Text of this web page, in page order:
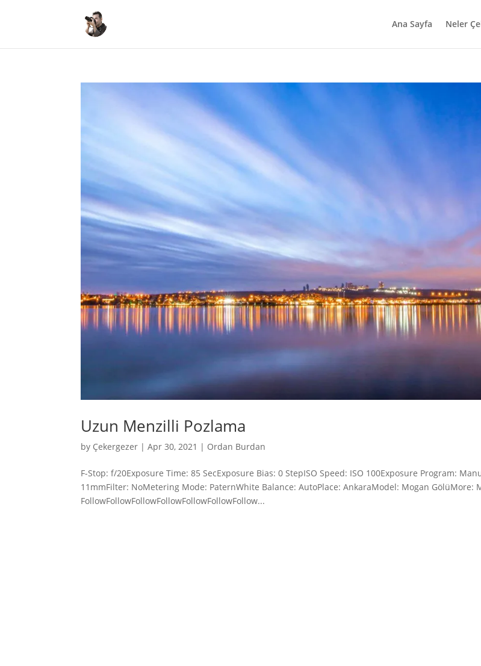
Ana Sayfa Neler
Uzun Menzilli Pozlama
by Çekergezer |Apr 30, 2021 | Ordan Burdan
F-Stop: f/20Exposure Time: 85 SecExposure Bias: 0 StepISO Speed: ISO 100Exposure Program:
11mmFilter: NoMetering Mode: PaternWhite Balance: AutoPlace: AnkaraModel: Mogan GölüMore:
FollowFollowFollowFollowFollowFollowFollow...